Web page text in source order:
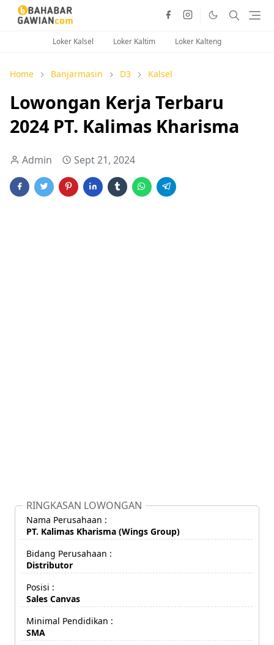
Loker Kalsel Loker Kaltim Loker Kalteng
Home Banjarmasin D3 Kalsel
Lowongan Kerja Terbaru
2024 PT. Kalimas Kharisma
Admin Sept 21, 2024
RINGKASAN LOWONGAN
Nama Perusahaan :
PT. Kalimas Kharisma (Wings Group)
Bidang Perusahaan :
Distributor
Posisi :
Sales Canvas
Minimal Pendidikan :
SMA